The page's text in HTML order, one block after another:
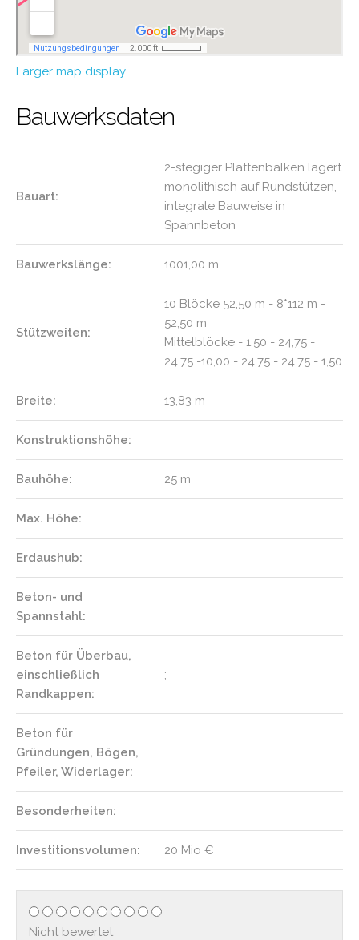
Larger map display
Bauwerksdaten
Bauart:
2-stegiger Plattenbalken lagert
monolithisch auf Rundstützen,
integrale Bauweise in
Spannbeton
Bauwerkslänge: 1001,00 m
Stützweiten:
10 Blöcke 52,50 m - 8*112 m -
52,50 m
Mittelblöcke - 1,50 - 24,75 -
24,75 -10,00 - 24,75 - 24,75 - 1,50
Breite: 13,83 m
Konstruktionshöhe:
Bauhöhe: 25 m
Max. Höhe:
Erdaushub:
Beton- und
Spannstahl:
Beton für Überbau,
einschließlich
Randkappen:
;
Beton für
Gründungen, Bögen,
Pfeiler, Widerlager:
Besonderheiten:
Investitionsvolumen: 20 Mio €
Nicht bewertet